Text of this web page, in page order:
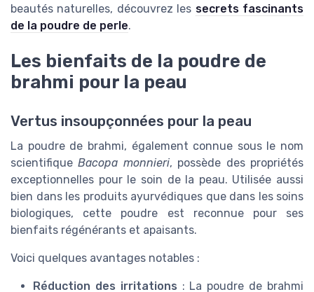
beautés naturelles, découvrez les secrets fascinants
de la poudre de perle.
Les bienfaits de la poudre de
brahmi pour la peau
Vertus insoupçonnées pour la peau
La poudre de brahmi, également connue sous le nom
scientifiqueBacopa monnieri, possède des propriétés
exceptionnelles pour le soin de la peau. Utilisée aussi
bien dans les produits ayurvédiques que dans les soins
biologiques, cette poudre est reconnue pour ses
bienfaits régénérants et apaisants.
Voici quelques avantages notables :
Réduction des irritations : La poudre de brahmi